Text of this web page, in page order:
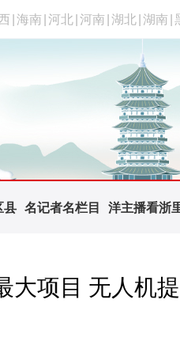
海南 河北 河南 湖北 湖南
县 名记者名栏目 洋主播看浙
大项目 无人机